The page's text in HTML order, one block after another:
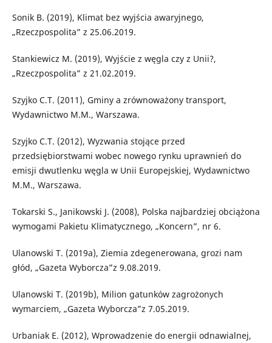
Sonik B. (2019), Klimat bez wyjścia awaryjnego,
„Rzeczpospolita” z 25.06.2019.
Stankiewicz M. (2019), Wyjście z węgla czy z Unii?,
„Rzeczpospolita” z 21.02.2019.
Szyjko C.T. (2011), Gminy a zrównoważony transport,
Wydawnictwo M.M., Warszawa.
Szyjko C.T. (2012), Wyzwania stojące przed
przedsiębiorstwami wobec nowego rynku uprawnień do
emisji dwutlenku węgla w Unii Europejskiej, Wydawnictwo
M.M., Warszawa.
Tokarski S., Janikowski J. (2008), Polska najbardziej obciążona
wymogami Pakietu Klimatycznego, „Koncern”, nr 6.
Ulanowski T. (2019a), Ziemia zdegenerowana, grozi nam
głód, „Gazeta Wyborcza”z 9.08.2019.
Ulanowski T. (2019b), Milion gatunków zagrożonych
wymarciem, „Gazeta Wyborcza”z 7.05.2019.
Urbaniak E. (2012), Wprowadzenie do energii odnawialnej,